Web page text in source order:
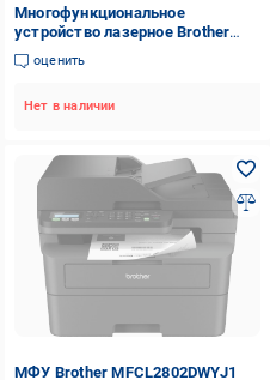
Многофункциональное
устройство лазерное Brother
DCP-L2622DW A4 монохромное с
Wi Fi (DCPL2622DWYJ1)
оценить
Нет в наличии
МФУ Brother MFCL2802DWYJ1